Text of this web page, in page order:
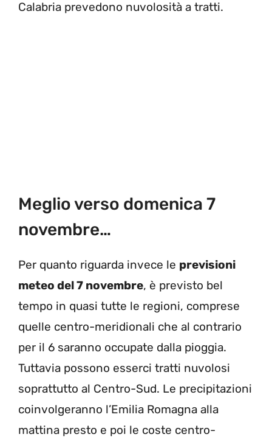
Calabria prevedono nuvolosità a tratti.
Meglio verso domenica 7
novembre…
Per quanto riguarda invece le previsioni
meteo del 7 novembre, è previsto bel
tempo in quasi tutte le regioni, comprese
quelle centro-meridionali che al contrario
per il 6 saranno occupate dalla pioggia.
Tuttavia possono esserci tratti nuvolosi
soprattutto al Centro-Sud. Le precipitazioni
coinvolgeranno l’Emilia Romagna alla
mattina presto e poi le coste centro-